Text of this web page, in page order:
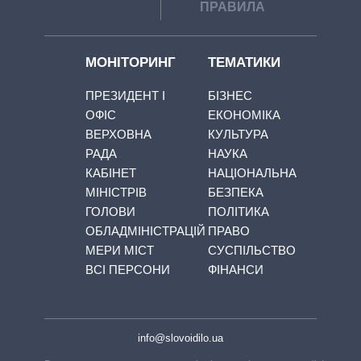
ПРАВИЛА
МОНІТОРИНГ
ПРЕЗИДЕНТ І
ОФІС
ВЕРХОВНА
РАДА
КАБІНЕТ
МІНІСТРІВ
ГОЛОВИ
ОБЛАДМІНІСТРАЦІЙ
МЕРИ МІСТ
ВСІ ПЕРСОНИ
ТЕМАТИКИ
БІЗНЕС
ЕКОНОМІКА
КУЛЬТУРА
НАУКА
НАЦІОНАЛЬНА
БЕЗПЕКА
ПОЛІТИКА
ПРАВО
СУСПІЛЬСТВО
ФІНАНСИ
info@slovoidilo.ua